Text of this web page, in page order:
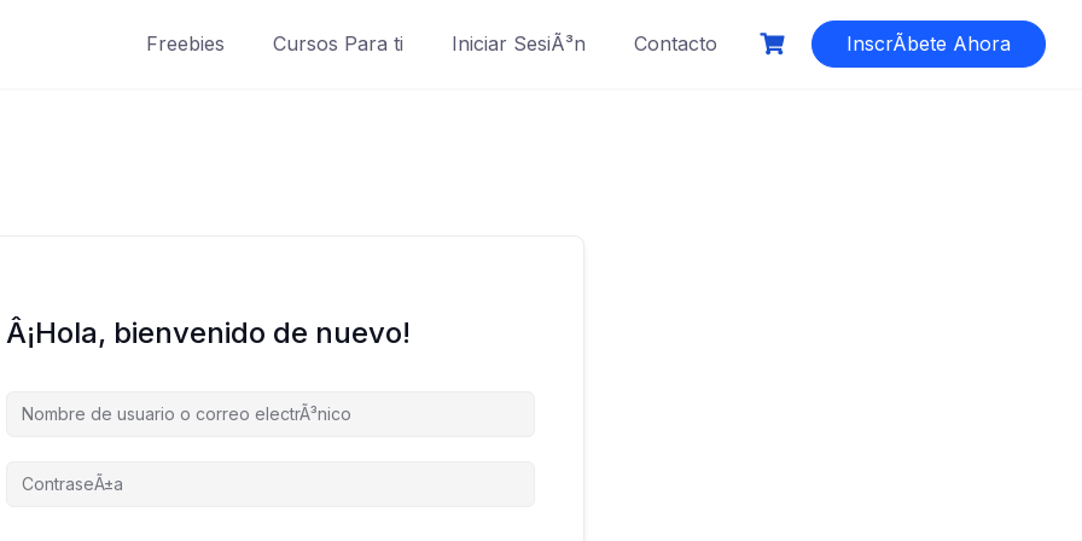
Freebies Cursos Para ti Iniciar SesiÃ³n Contacto InscrÃ­bete Ahora
Â¡Hola, bienvenido de nuevo!